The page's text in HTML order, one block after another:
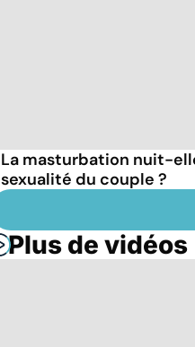
La masturbation nuit-
sexualité du couple ?
Plus de vidéos